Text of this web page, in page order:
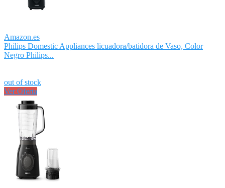
Amazon.es
Philips Domestic Appliances licuadora/batidora de Vaso, Color
Negro Philips...
out of stock
Ver Oferta